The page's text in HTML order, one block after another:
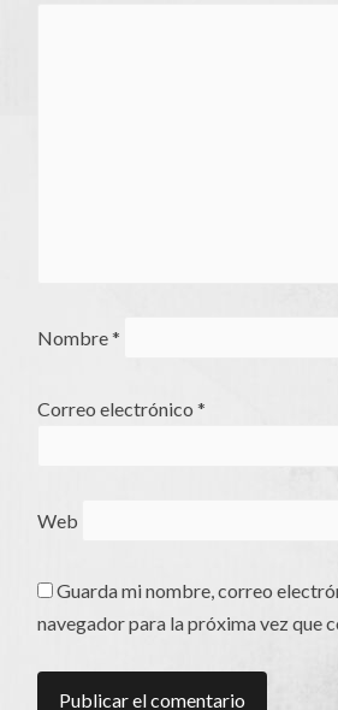
Nombre*
Correo electrónico*
Web
Guarda mi nombre, correo
navegador para la próxima vez que